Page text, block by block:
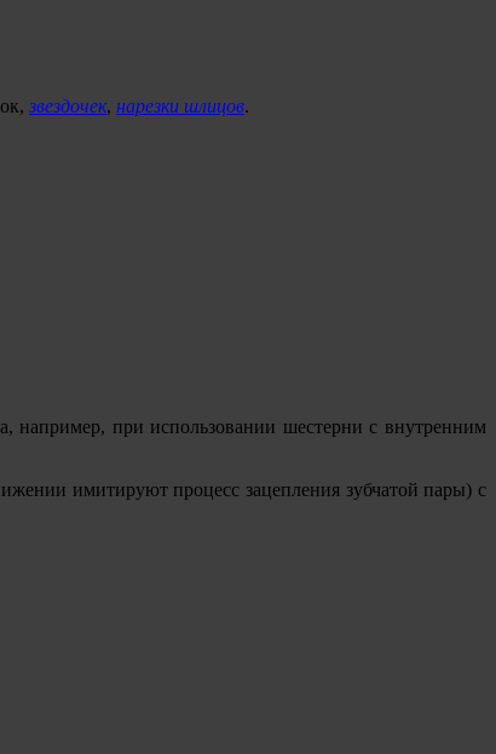
звездочек, нарезки шлицов.
например, при использовании шестерни с внутренним
имитируют процесс зацепления зубчатой пары) с